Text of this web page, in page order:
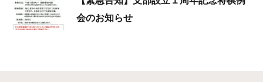
会のお知らせ